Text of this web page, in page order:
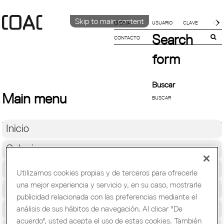
Skip to main content
IDIOMA
CATALÀ
CONTACTO
Search
form
Buscar
Main menu
Inicio
Colegio
Soporte Profesional
Formación y Ocupación
Cultura
Utilizamos cookies propias y de terceros para ofrecerle
una mejor experiencia y servicio y, en su caso, mostrarle
publicidad relacionada con las preferencias mediante el
análisis de sus hábitos de navegación. Al clicar "De
acuerdo", usted acepta el uso de estas cookies. También